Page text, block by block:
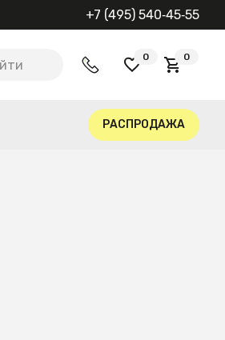
+7 (495) 540‑45‑55
0 0
РАСПРОДАЖА